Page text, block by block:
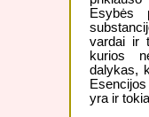
Esybės
vardai ir
kurios
dalykas,
yra ir